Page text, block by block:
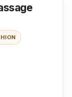
นส่งให้แพคดี
กทม. แพค
าดีคุ้มค่า
รก่อนส่งทุก